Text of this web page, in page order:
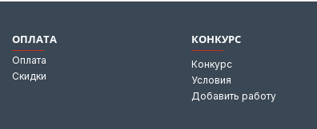
ОПЛАТА
Оплата
Скидки
КОНКУРС
Конкурс
Условия
Добавить работу